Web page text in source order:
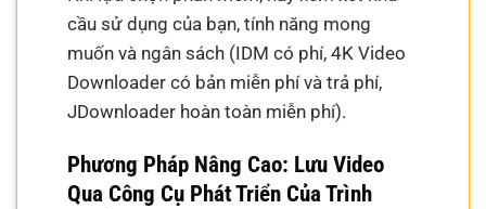
cầu sử dụng của bạn, tính năng mong
muốn và ngân sách (IDM có phí, 4K Video
Downloader có bản miễn phí và trả phí,
JDownloader hoàn toàn miễn phí).
Phương Pháp Nâng Cao: Lưu Video
Qua Công Cụ Phát Triển Của Trình